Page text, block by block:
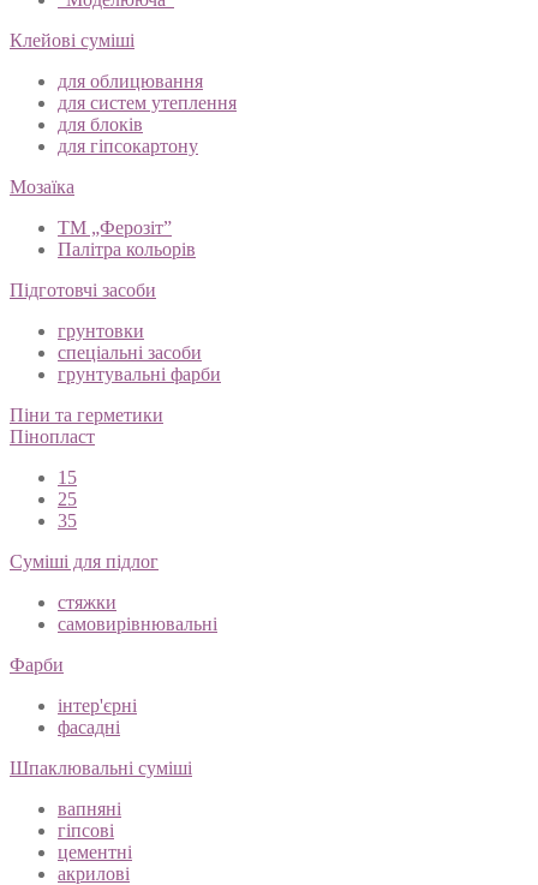
Клейові суміші
для облицювання
для систем утеплення
для блоків
для гіпсокартону
Мозаїка
ТМ „Ферозіт”
Палітра кольорів
Підготовчі засоби
грунтовки
спеціальні засоби
грунтувальні фарби
Піни та герметики
Пінопласт
15
25
35
Суміші для підлог
стяжки
самовирівнювальні
Фарби
інтер'єрні
фасадні
Шпаклювальні суміші
вапняні
гіпсові
цементні
акрилові